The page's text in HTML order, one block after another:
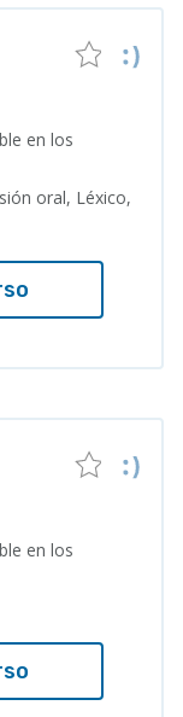
en los
oral, Léxico,
en los